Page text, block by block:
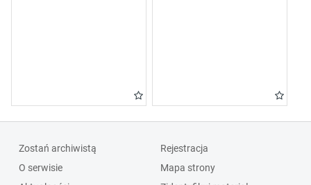
Zostań archiwistą
O serwisie
Rejestracja
Mapa strony